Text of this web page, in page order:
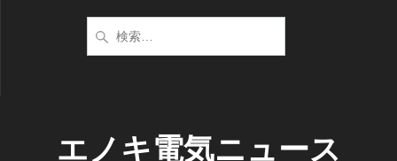
検
索:
エノキ電気ニュース